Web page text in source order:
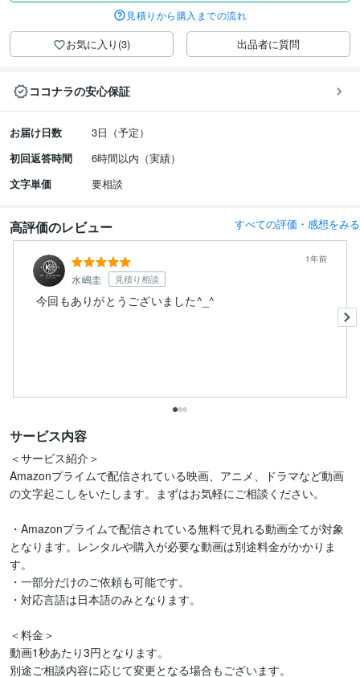
見積りから購入までの流れ
お気に入り(3) 出品者に質問
ココナラの安心保証
お届け日数
3日（予定）
初回返答時間
6時間以内（実績）
文字単価
要相談
高評価のレビュー すべての評価・感想をみる
水嶋圭 見積り相談
1年前
今回もありがとうございました^_^
サービス内容
＜サービス紹介＞
Amazonプライムで配信されている映画、アニメ、ドラマなど動画
の文字起こしをいたします。まずはお気軽にご相談ください。
・Amazonプライムで配信されている無料で見れる動画全てが対象
となります。レンタルや購入が必要な動画は別途料金がかかりま
す。
・一部分だけのご依頼も可能です。
・対応言語は日本語のみとなります。
＜料金＞
動画1秒あたり3円となります。
別途ご相談内容に応じて変更となる場合もございます。